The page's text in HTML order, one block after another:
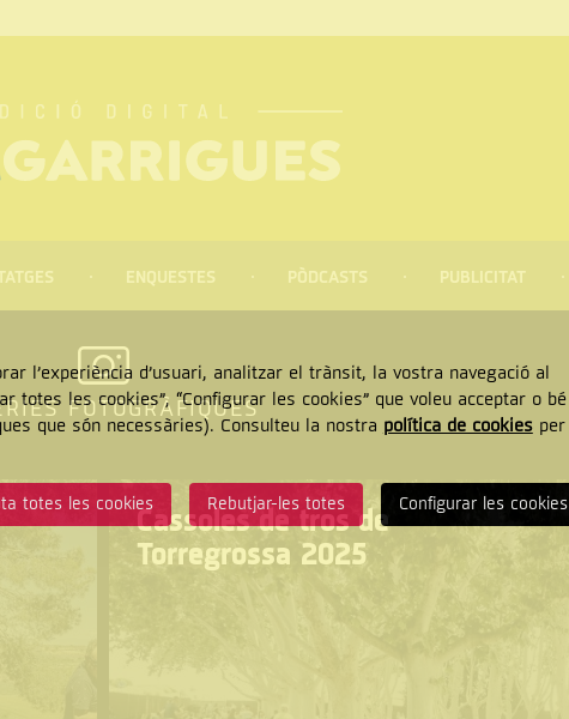
ENQUESTES PÒDCASTS PUBLICITAT
FOTOGRÀFIQUES
Cassoles de tros de
Torregrossa 2025
l’experiència d’usuari, analitzar el trànsit, la vostra navegació al
totes les cookies”, “Configurar les cookies” que voleu acceptar o bé
que són necessàries). Consulteu la nostra política de cookiesper
totes les cookies Rebutjar-les totes Configurar les cookies